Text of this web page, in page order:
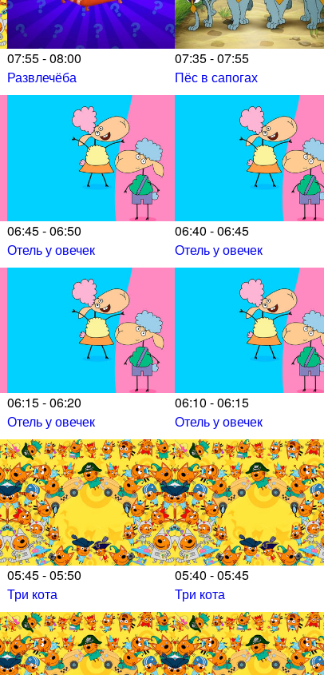
07:55 - 08:00
Развлечёба
07:35 - 07:55
Пёс в сапогах
06:45 - 06:50
Отель у овечек
06:40 - 06:45
Отель у овечек
06:15 - 06:20
Отель у овечек
06:10 - 06:15
Отель у овечек
05:45 - 05:50
Три кота
05:40 - 05:45
Три кота